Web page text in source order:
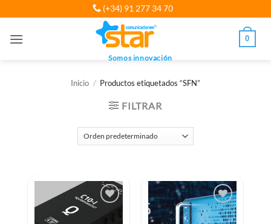
al
(+34) 91 277 34 70
Somos innovación
0
Inicio / Productos etiquetados “SFN”
FILTRAR